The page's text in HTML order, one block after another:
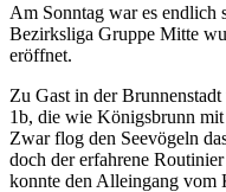
Bild
Am Sonntag war es endlich
Bezirksliga Gruppe Mitte
eröffnet.
Zu Gast in der
1b, die wie Königsbrunn
Zwar flog den Seevögeln
doch der erfahrene
konnte den Alleingang vom